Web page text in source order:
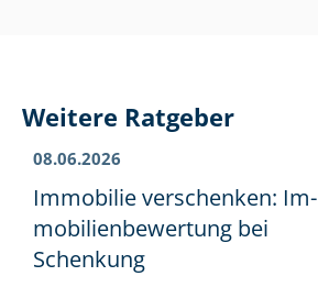
Weitere Ratgeber
08.06.2026
Immobilie verschenken: Im­
mo­bi­li­en­be­wer­tung bei
Schenkung